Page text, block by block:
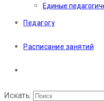
Единые
Педагогу
Расписание занятий
Искать: